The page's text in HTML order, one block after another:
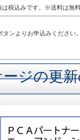
税込みです。※送料は無
タンよりお申込みください
ジの更